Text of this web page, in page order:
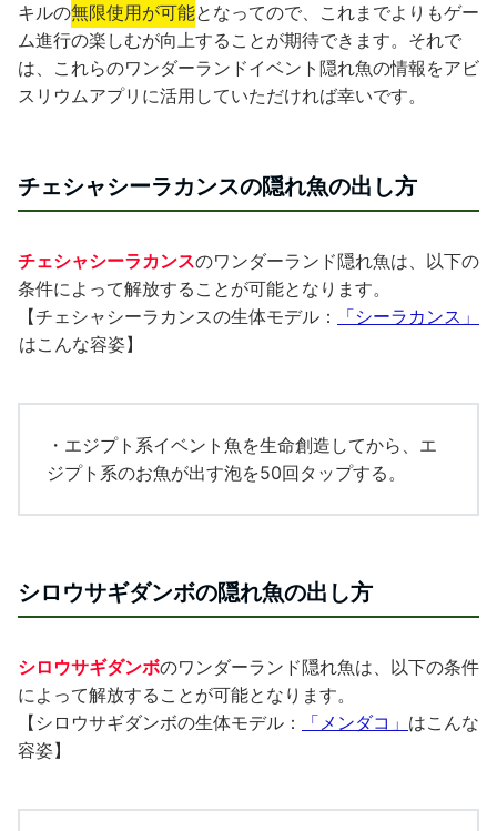
キルの無限使用が可能となってので、これまでよりもゲー
ム進行の楽しむが向上することが期待できます。それで
は、これらのワンダーランドイベント隠れ魚の情報をアビ
スリウムアプリに活用していただければ幸いです。
チェシャシーラカンスの隠れ魚の出し方
チェシャシーラカンスのワンダーランド隠れ魚は、以下の
条件によって解放することが可能となります。
【チェシャシーラカンスの生体モデル：
「シーラカンス」
はこんな容姿】
・エジプト系イベント魚を生命創造してから、エ
ジプト系のお魚が出す泡を50回タップする。
シロウサギダンボの隠れ魚の出し方
シロウサギダンボのワンダーランド隠れ魚は、以下の条件
によって解放することが可能となります。
【シロウサギダンボの生体モデル：
「メンダコ」 はこんな
容姿】